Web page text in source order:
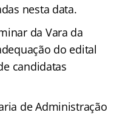
nesta data.
da Vara da
do edital
candidatas
de Administração